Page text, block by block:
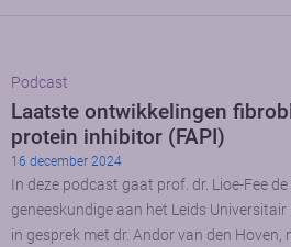
Podcast
Laatste ontwikkelingen
protein inhibitor (FAPI)
16 december 2024
In deze podcast gaat prof. dr. Lioe-Fee
geneeskundige aan het Leids
in gesprek met dr. Andor van den Hoven,